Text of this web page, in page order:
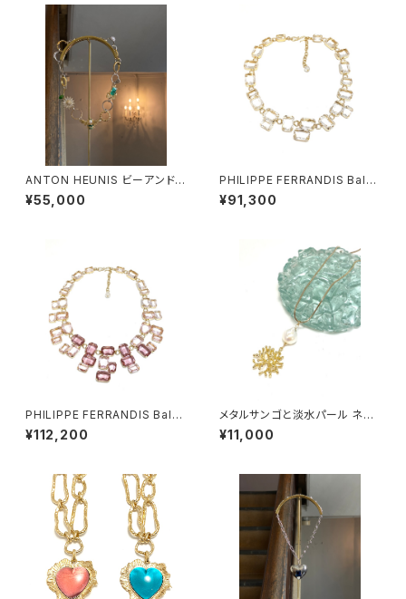
ANTON HEUNIS ビーアンドデ
イジー コネクトリングネックレ
ス
¥55,000
PHILIPPE FERRANDIS Balé
ares ネックレス #2
¥91,300
PHILIPPE FERRANDIS Balé
ares ネックレス #1
¥112,200
メタルサンゴと淡水パール ネッ
クレス
¥11,000